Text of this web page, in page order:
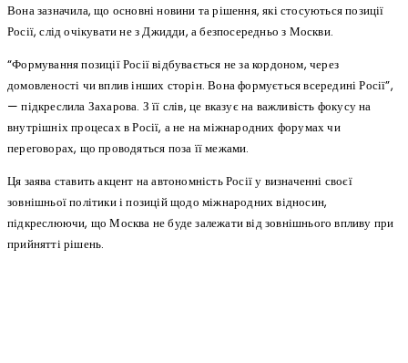
Вона зазначила, що основні новини та рішення, які стосуються позиції
Росії, слід очікувати не з Джидди, а безпосередньо з Москви.
“Формування позиції Росії відбувається не за кордоном, через
домовленості чи вплив інших сторін. Вона формується всередині Росії”,
— підкреслила Захарова. З її слів, це вказує на важливість фокусу на
внутрішніх процесах в Росії, а не на міжнародних форумах чи
переговорах, що проводяться поза її межами.
Ця заява ставить акцент на автономність Росії у визначенні своєї
зовнішньої політики і позицій щодо міжнародних відносин,
підкреслюючи, що Москва не буде залежати від зовнішнього впливу при
прийнятті рішень.